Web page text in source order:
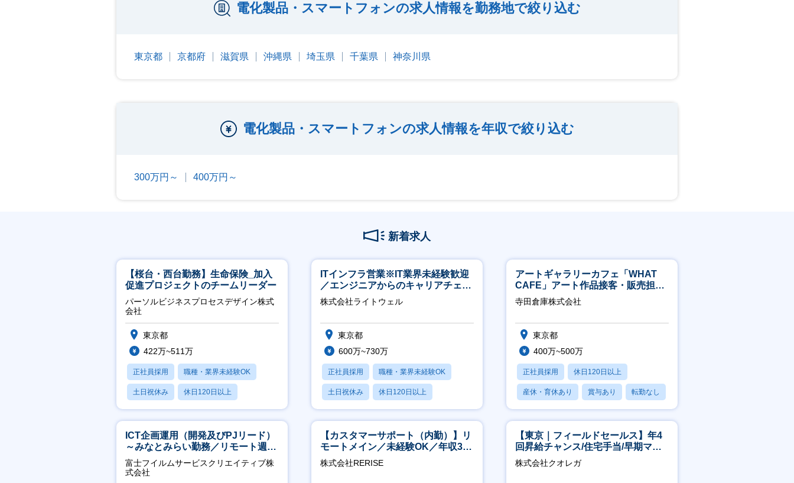
電化製品・スマートフォンの求人情報を勤務地で絞り込む
東京都 京都府 滋賀県 沖縄県 埼玉県 千葉県 神奈川県
電化製品・スマートフォンの求人情報を年収で絞り込む
300万円～ 400万円～
新着求人
【桜台・西台勤務】生命保険_加入
促進プロジェクトのチームリーダー
パーソルビジネスプロセスデザイン株式
会社
東京都
422万~511万
正社員採用 職種・業界未経験OK
土日祝休み 休日120日以上
産休・育休あり
ITインフラ営業※IT業界未経験歓迎
／エンジニアからのキャリアチェン
ジ可※【週3～4日リモート可能】
株式会社ライトウェル
東京都
600万~730万
正社員採用 職種・業界未経験OK
土日祝休み 休日120日以上
月残業20時間以内
アートギャラリーカフェ「WHAT
CAFE」アート作品接客・販売担当
※アート領域未経験可
寺田倉庫株式会社
東京都
400万~500万
正社員採用 休日120日以上
産休・育休あり 賞与あり 転勤なし
ICT企画運用（開発及びPJリード）
～みなとみらい勤務／リモート週
2OK／業務改善～
富士フイルムサービスクリエイティブ株
式会社
【カスタマーサポート（内勤）】リ
モートメイン／未経験OK／年収340
万～／年間休日125日
株式会社RERISE
【東京｜フィールドセールス】年4
回昇給チャンス/住宅手当/早期マネ
ジメント機会あり！
株式会社クオレガ